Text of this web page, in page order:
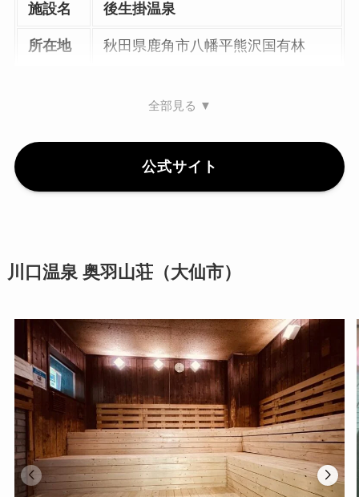
施設名 後生掛温泉
所在地 秋田県鹿角市八幡平熊沢国有林
全部見る ▼
公式サイト
川口温泉 奥羽山荘（大仙市）